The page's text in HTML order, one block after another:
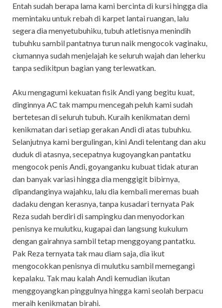
Entah sudah berapa lama kami bercinta di kursi hingga dia
memintaku untuk rebah di karpet lantai ruangan, lalu
segera dia menyetubuhiku, tubuh atletisnya menindih
tubuhku sambil pantatnya turun naik mengocok vaginaku,
ciumannya sudah menjelajah ke seluruh wajah dan leherku
tanpa sedikitpun bagian yang terlewatkan.
Aku mengagumi kekuatan fisik Andi yang begitu kuat,
dinginnya AC tak mampu mencegah peluh kami sudah
bertetesan di seluruh tubuh. Kuraih kenikmatan demi
kenikmatan dari setiap gerakan Andi di atas tubuhku.
Selanjutnya kami bergulingan, kini Andi telentang dan aku
duduk di atasnya, secepatnya kugoyangkan pantatku
mengocok penis Andi, goyanganku kubuat tidak aturan
dan banyak variasi hingga dia menggigit bibirnya,
dipandanginya wajahku, lalu dia kembali meremas buah
dadaku dengan kerasnya, tanpa kusadari ternyata Pak
Reza sudah berdiri di sampingku dan menyodorkan
penisnya ke mulutku, kugapai dan langsung kukulum
dengan gairahnya sambil tetap menggoyang pantatku.
Pak Reza ternyata tak mau diam saja, dia ikut
mengocokkan penisnya di mulutku sambil memegangi
kepalaku. Tak mau kalah Andi kemudian ikutan
menggoyangkan pinggulnya hingga kami seolah berpacu
meraih kenikmatan birahi.